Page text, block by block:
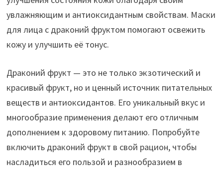
увлажняющим и антиоксидантным свойствам. Маски
для лица с драконий фруктом помогают освежить
кожу и улучшить её тонус.
Драконий фрукт — это не только экзотический и
красивый фрукт, но и ценный источник питательных
веществ и антиоксидантов. Его уникальный вкус и
многообразие применения делают его отличным
дополнением к здоровому питанию. Попробуйте
включить драконий фрукт в свой рацион, чтобы
насладиться его пользой и разнообразием в